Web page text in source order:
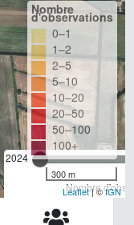
2024
Nombre
Nombre
d'observations
0–1
1–2
2–5
5–10
10–20
20–50
50–100
100+
300 m
Leaflet| ©IGN